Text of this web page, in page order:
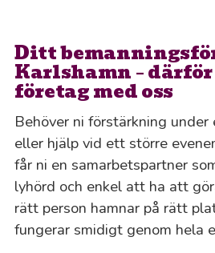
Ditt
Karlshamn –
företag med oss
Behöver ni förstärkning under
eller hjälp vid ett större
får ni en samarbetspartner
lyhörd och enkel att ha att
rätt person hamnar på rätt
fungerar smidigt genom hela